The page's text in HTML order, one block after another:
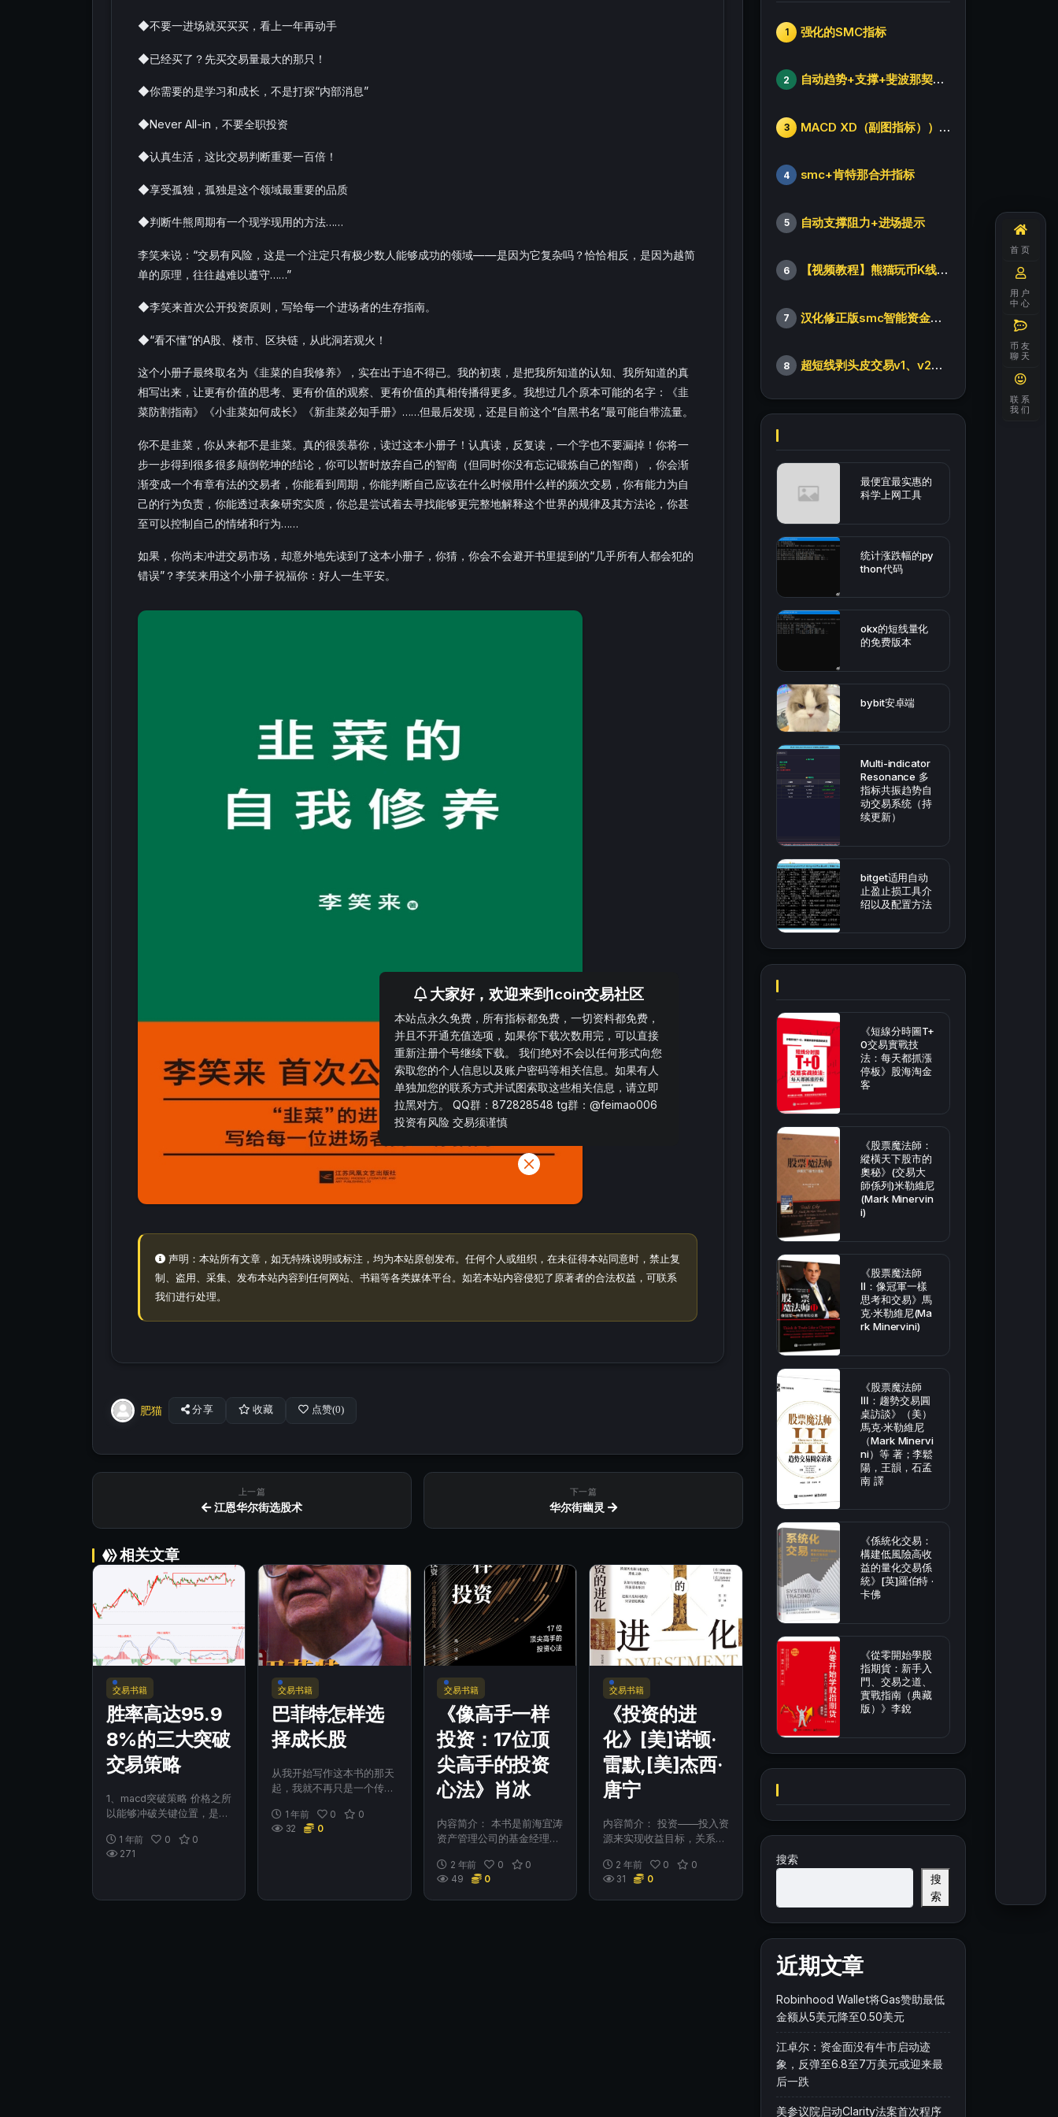
◆不要一进场就买买买，看上一年再动手
◆已经买了？先买交易量最大的那只！
◆你需要的是学习和成长，不是打探“内部消息”
◆Never All-in，不要全职投资
◆认真生活，这比交易判断重要一百倍！
◆享受孤独，孤独是这个领域最重要的品质
◆判断牛熊周期有一个现学现用的方法……
李笑来说：“交易有风险，这是一个注定只有极少数人能够成功的领域——是因为它复杂吗？恰恰相反，是因为越简
单的原理，往往越难以遵守……”
◆李笑来首次公开投资原则，写给每一个进场者的生存指南。
◆“看不懂”的A股、楼市、区块链，从此洞若观火！
这个小册子最终取名为《韭菜的自我修养》，实在出于迫不得已。我的初衷，是把我所知道的认知、我所知道的真
相写出来，让更有价值的思考、更有价值的观察、更有价值的真相传播得更多。我想过几个原本可能的名字：《韭
菜防割指南》《小韭菜如何成长》《新韭菜必知手册》……但最后发现，还是目前这个“自黑书名”最可能自带流量。
你不是韭菜，你从来都不是韭菜。真的很羡慕你，读过这本小册子！认真读，反复读，一个字也不要漏掉！你将一
步一步得到很多很多颠倒乾坤的结论，你可以暂时放弃自己的智商（但同时你没有忘记锻炼自己的智商），你会渐
渐变成一个有章有法的交易者，你能看到周期，你能判断自己应该在什么时候用什么样的频次交易，你有能力为自
己的行为负责，你能透过表象研究实质，你总是尝试着去寻找能够更完整地解释这个世界的规律及其方法论，你甚
至可以控制自己的情绪和行为……
如果，你尚未冲进交易市场，却意外地先读到了这本小册子，你猜，你会不会避开书里提到的“几乎所有人都会犯的
错误”？李笑来用这个小册子祝福你：好人一生平安。
声明：本站所有文章，如无特殊说明或标注，均为本站原创发布。任何个人或组织，在未征得本站同意时，禁止复
制、盗用、采集、发布本站内容到任何网站、书籍等各类媒体平台。如若本站内容侵犯了原著者的合法权益，可联系
我们进行处理。
肥猫 分享 收藏 点赞(0)
上一篇
江恩华尔街选股术
下一篇
华尔街幽灵
相关文章
交易书籍
胜率高达95.9
8%的三大突破
交易策略
1、macd突破策略 价格之所
以能够冲破关键位置，是因
形...1 年前 0
0
271
交易书籍
巴菲特怎样选
择成长股
从我开始写作这本书的那天
起，我就不再只是一个传记
巴菲特忠...
1 年前 0
0
32
0
交易书籍
《像高手一样
投资：17位顶
尖高手的投资
心法》肖冰
内容简介： 本书是前海宜涛
资产管理公司的基金经理肖
被访...2 年前 0
0
49
0
交易书籍
《投资的进
化》[美]诺顿·
雷默,[美]杰西·
唐宁
内容简介： 投资——投入资
源来实现收益目标，关系到
个国家...
2 年前 0
0
31
0
1 强化的SMC指标
2 自动趋势+支撑+斐波那契+箱体
3 MACD XD（副图指标））修改版
4 smc+肯特那合并指标
5 自动支撑阻力+进场提示
6 【视频教程】熊猫玩币K线后的秘密（全集）
7 汉化修正版smc智能资金订单指标
8 超短线剥头皮交易v1、v2版本
最便宜最实惠的
科学上网工具
统计涨跌幅的py
thon代码
okx的短线量化
的免费版本
bybit安卓端
Multi-indicator
Resonance 多
指标共振趋势自
动交易系统（持
续更新）
bitget适用自动
止盈止损工具介
绍以及配置方法
《短線分時圖T+
0交易實戰技
法：每天都抓漲
停板》股海淘金
客
《股票魔法師：
縱橫天下股市的
奧秘》(交易大
師係列)米勒維尼
(Mark Minervin
i)
《股票魔法師
Ⅱ：像冠軍一樣
思考和交易》馬
克·米勒維尼(Ma
rk Minervini)
《股票魔法師
Ⅲ：趨勢交易圓
桌訪談》（美）
馬克·米勒維尼
（Mark Minervi
ni）等 著；李鬆
陽，王韻，石孟
南 譯
《係統化交易：
構建低風險高收
益的量化交易係
統》[英]羅伯特 ·
卡佛
《從零開始學股
指期貨：新手入
門、交易之道、
實戰指南（典藏
版）》李銳
搜索
搜
索
近期文章
Robinhood Wallet将Gas赞助最低
金额从5美元降至0.50美元
江卓尔：资金面没有牛市启动迹
象，反弹至6.8至7万美元或迎来最
后一跌
美参议院启动Clarity法案首次程序
首页
用户
中心
币友
聊天
联系
我们
大家好，欢迎来到1coin交易社区
本站点永久免费，所有指标都免费，一切资料都免费，
并且不开通充值选项，如果你下载次数用完，可以直接
重新注册个号继续下载。 我们绝对不会以任何形式向您
索取您的个人信息以及账户密码等相关信息。如果有人
单独加您的联系方式并试图索取这些相关信息，请立即
拉黑对方。 QQ群：872828548 tg群：@feimao006
投资有风险 交易须谨慎